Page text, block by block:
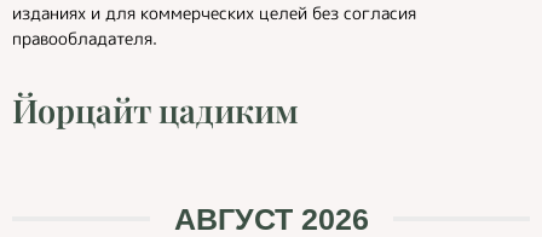
изданиях и для коммерческих целей без согласия
правообладателя.
Йорцайт цадиким
АВГУСТ 2026